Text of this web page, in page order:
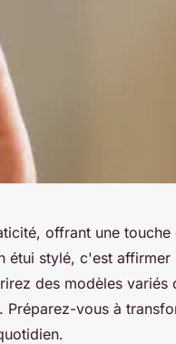
offrant une touche
étui stylé, c'est affirmer
des modèles variés
Préparez-vous à